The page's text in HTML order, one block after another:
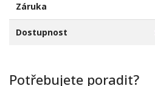
Záruka
Dostupnost
Potřebujete poradit?